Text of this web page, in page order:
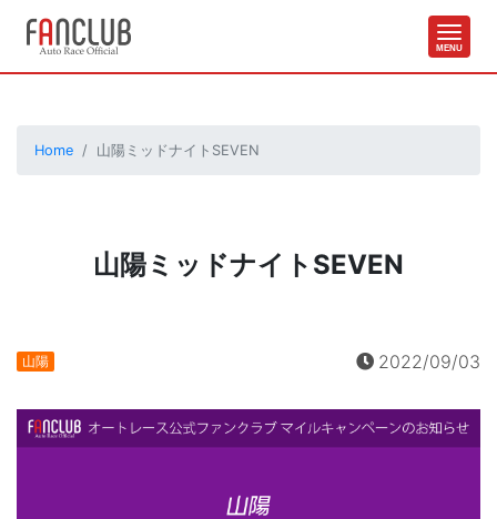
Home 山陽ミッドナイトSEVEN
山陽ミッドナイトSEVEN
2022/09/03
山陽